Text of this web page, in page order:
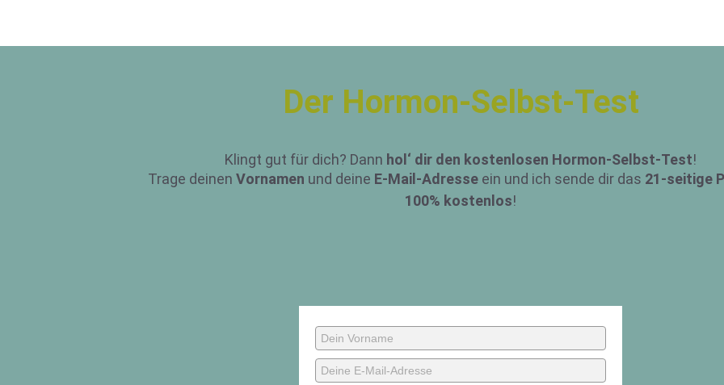
Der Hormon-Selbst-Test
Klingt gut für dich? Dann hol‘ dir den kostenlosen Hormon-Selbst-Test!
Trage deinen Vornamen und deine E-Mail-Adresse ein und ich sende dir das 21-seitige
100% kostenlos!